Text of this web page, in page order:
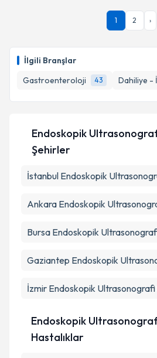
İlgili Branşlar
Gastroenteroloji
43 Dahiliye -
takvim hazırlandığında e-
1 2 ›
Endoskopik
Şehirler
İstanbul Endoskopik
Ankara Endoskopik
Bursa Endoskopik
Gaziantep Endoskopik
İzmir Endoskopik Ultrasonografi
Endoskopik
Hastalıklar